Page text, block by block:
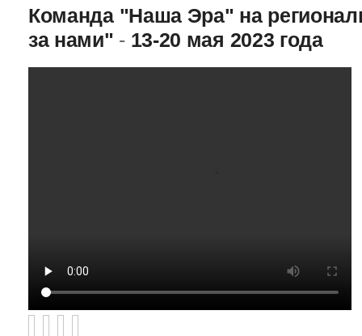
Команда "Наша Эра" на
за нами" - 13-20 мая 2023 года